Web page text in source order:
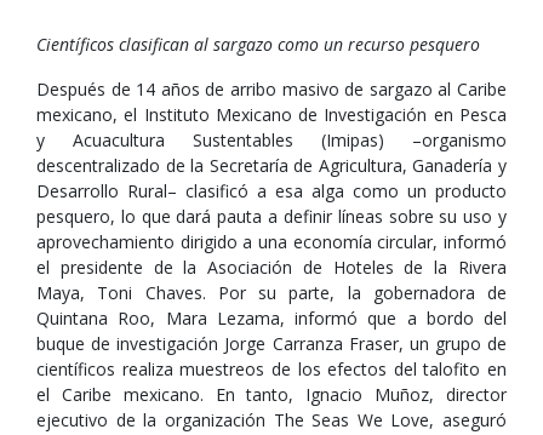
Científicos clasifican al sargazo como un recurso pesquero
Después de 14 años de arribo masivo de sargazo al Caribe
mexicano, el Instituto Mexicano de Investigación en Pesca
y Acuacultura Sustentables (Imipas) –organismo
descentralizado de la Secretaría de Agricultura, Ganadería y
Desarrollo Rural– clasificó a esa alga como un producto
pesquero, lo que dará pauta a definir líneas sobre su uso y
aprovechamiento dirigido a una economía circular, informó
el presidente de la Asociación de Hoteles de la Rivera
Maya, Toni Chaves. Por su parte, la gobernadora de
Quintana Roo, Mara Lezama, informó que a bordo del
buque de investigación Jorge Carranza Fraser, un grupo de
científicos realiza muestreos de los efectos del talofito en
el Caribe mexicano. En tanto, Ignacio Muñoz, director
ejecutivo de la organización The Seas We Love, aseguró